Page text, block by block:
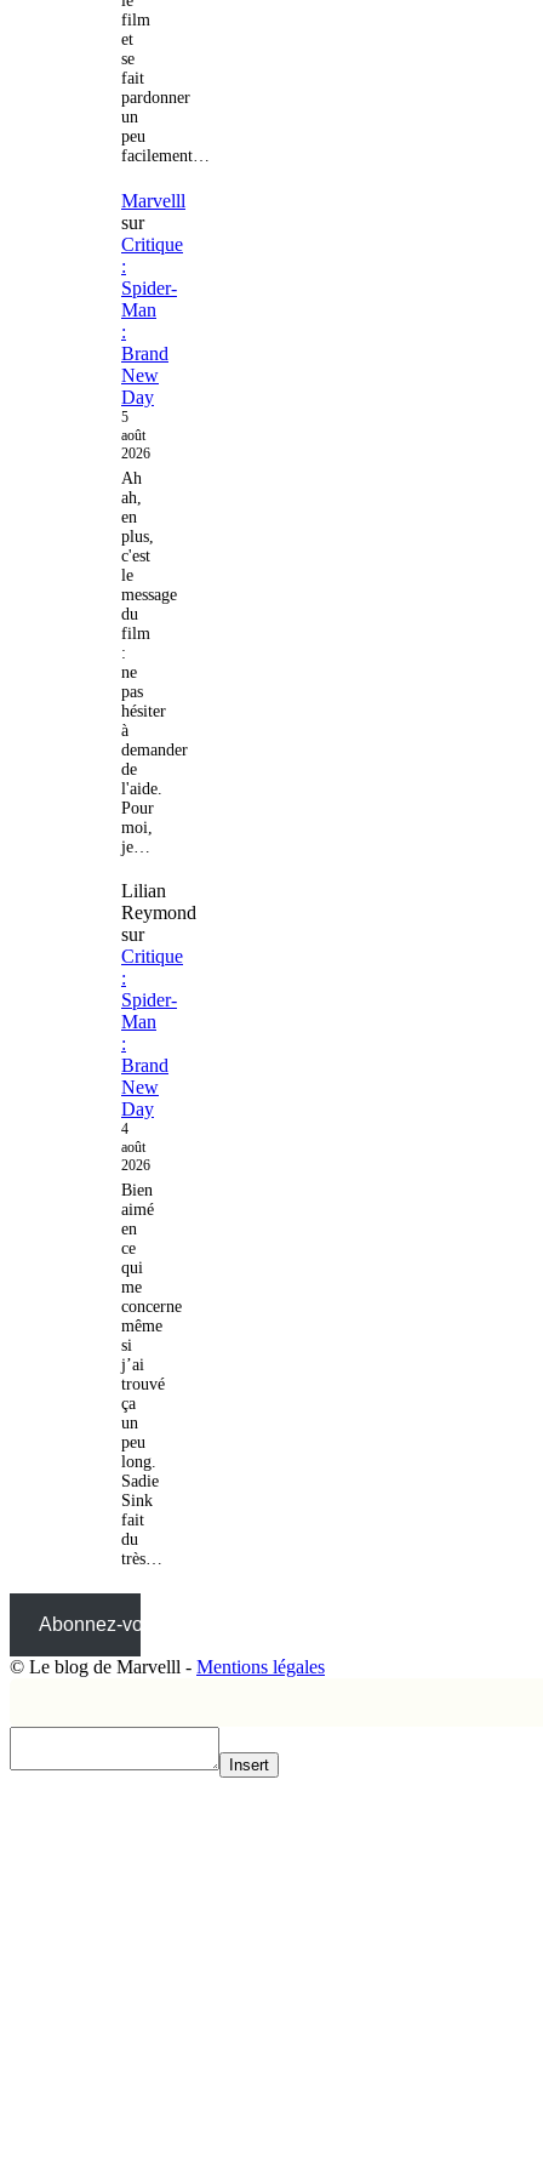
film
et
se
fait
pardonner
un
peu
facilement…
Marvelll
sur
Critique
:
Spider-
Man
:
Brand
New
Day
5
août
2026
Ah
ah,
en
plus,
c'est
le
message
du
film
:
ne
pas
hésiter
à
demander
de
l'aide.
Pour
moi,
je…
Lilian
Reymond
sur
Critique
:
Spider-
Man
:
Brand
New
Day
4
août
2026
Bien
aimé
en
ce
qui
me
concerne
même
si
j’ai
trouvé
ça
un
peu
long.
Sadie
Sink
fait
du
très…
Abonnez-vous
© Le blog de Marvelll - Mentions légales
Insert